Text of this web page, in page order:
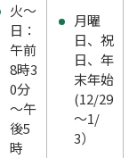
火～
日：
午前
8時3
0分
～午
後5
時
月曜
日、祝
日、年
末年始
(12/29
～1/
3）